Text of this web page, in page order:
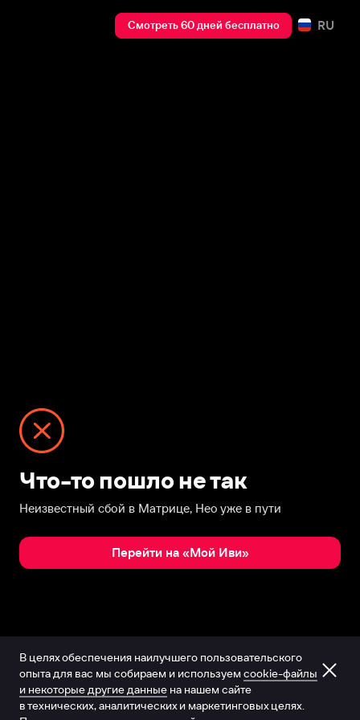
Смотреть 60 дней бесплатно RU
Что-то пошло не так
Неизвестный сбой в Матрице, Нео уже в пути
Перейти на «Мой Иви»
В целях обеспечения наилучшего пользовательского
опыта для вас мы собираем и используем cookie-файлы
и некоторые другие данные на нашем сайте
в технических, аналитических и маркетинговых целях.